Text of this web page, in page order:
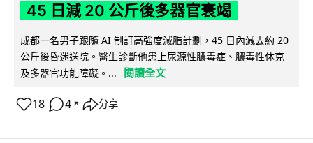
45 日減 20 公斤後多器官衰竭
成都一名男子跟隨 AI 制訂高強度減脂計劃，45 日內減去約 20
公斤後昏迷送院。醫生診斷他患上尿源性膿毒症、膿毒性休克
及多器官功能障礙。...
閱讀全文
18 4 ↗ 分享